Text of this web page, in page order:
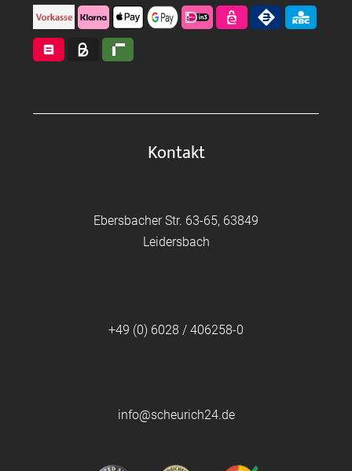
Kontakt
Ebersbacher Str. 63-65, 63849
Leidersbach
+49 (0) 6028 / 406258-0
info@scheurich24.de